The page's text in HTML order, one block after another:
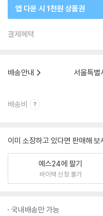
앱 다운 시 1천원 상품권
결제혜택
배송안내
서울특별
배송비
이미 소장하고 있다면 판매해 보
예스24에 팔기
바이백 신청 불가
국내배송만 가능